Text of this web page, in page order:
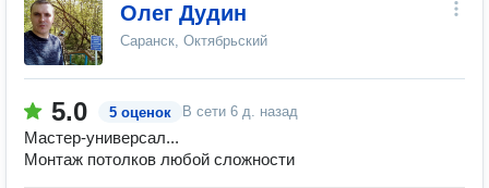
Олег Дудин
Саранск, Октябрьский
5.0 5 оценок В сети 6 д. назад
Мастер-универсал...
Монтаж потолков любой сложности